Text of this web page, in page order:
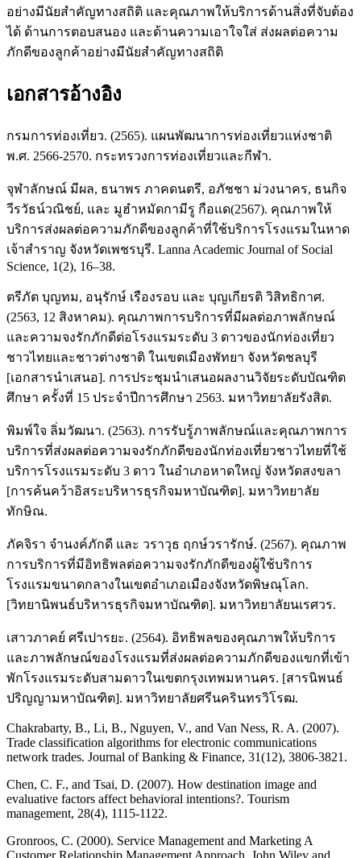
อย่างมีนัยสำคัญทางสถิติ และคุณภาพให้บริการด้านสิ่งที่จับต้อง
ได้ ด้านการตอบสนอง และด้านความเอาใจใส่ ส่งผลต่อความ
ภักดีของลูกค้าอย่างมีนัยสำคัญทางสถิติ
เอกสารอ้างอิง
กรมการท่องเที่ยว. (2565). แผนพัฒนาการท่องเที่ยวแห่งชาติ
พ.ศ. 2566-2570. กระทรวงการท่องเที่ยวและกีฬา.
จุฬาลักษณ์ มีผล, ธนาพร ภาคดนตรี, อภัชชา ม่วงนาคร, ธนกิจ
วีรวัธน์วณิชย์, และ มูฮำหมัดกามีรู กือแด(2567). คุณภาพให้
บริการส่งผลต่อความภักดีของลูกค้าที่ใช้บริการโรงแรมในหาด
เจ้าสำราญ จังหวัดเพชรบุรี. Lanna Academic Journal of Social
Science, 1(2), 16–38.
ตรีภัต บุญทม, อนุรักษ์ เรืองรอบ และ บุญเกียรติ วิสิทธิกาศ.
(2563, 12 สิงหาคม). คุณภาพการบริการที่มีผลต่อภาพลักษณ์
และความจงรักภักดีต่อโรงแรมระดับ 3 ดาวของนักท่องเที่ยว
ชาวไทยและชาวต่างชาติ ในเขตเมืองพัทยา จังหวัดชลบุรี
[เอกสารนำเสนอ]. การประชุมนำเสนอผลงานวิจัยระดับบัณฑิต
ศึกษา ครั้งที่ 15 ประจำปีการศึกษา 2563. มหาวิทยาลัยรังสิต.
พิมพ์ใจ ลิ่มวัฒนา. (2563). การรับรู้ภาพลักษณ์และคุณภาพการ
บริการที่ส่งผลต่อความจงรักภักดีของนักท่องเที่ยวชาวไทยที่ใช้
บริการโรงแรมระดับ 3 ดาว ในอำเภอหาดใหญ่ จังหวัดสงขลา
[การค้นคว้าอิสระบริหารธุรกิจมหาบัณฑิต]. มหาวิทยาลัย
ทักษิณ.
ภัคจิรา จำนงค์ภักดี และ วราวุธ ฤกษ์วรารักษ์. (2567). คุณภาพ
การบริการที่มีอิทธิพลต่อความจงรักภักดีของผู้ใช้บริการ
โรงแรมขนาดกลางในเขตอำเภอเมืองจังหวัดพิษณุโลก.
[วิทยานิพนธ์บริหารธุรกิจมหาบัณฑิต]. มหาวิทยาลัยนเรศวร.
เสาวภาคย์ ศรีเปารยะ. (2564). อิทธิพลของคุณภาพให้บริการ
และภาพลักษณ์ของโรงแรมที่ส่งผลต่อความภักดีของแขกที่เข้า
พักโรงแรมระดับสามดาวในเขตกรุงเทพมหานคร. [สารนิพนธ์
ปริญญามหาบัณฑิต]. มหาวิทยาลัยศรีนครินทรวิโรฒ.
Chakrabarty, B., Li, B., Nguyen, V., and Van Ness, R. A. (2007).
Trade classification algorithms for electronic communications
network trades. Journal of Banking & Finance, 31(12), 3806-3821.
Chen, C. F., and Tsai, D. (2007). How destination image and
evaluative factors affect behavioral intentions?. Tourism
management, 28(4), 1115-1122.
Gronroos, C. (2000). Service Management and Marketing A